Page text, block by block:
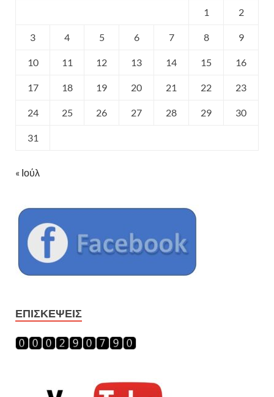
1 2
3 4 5 6 7 8 9
10 11 12 13 14 15 16
17 18 19 20 21 22 23
24 25 26 27 28 29 30
31
« Ιούλ
ΕΠΙΣΚΈΨΕΙΣ